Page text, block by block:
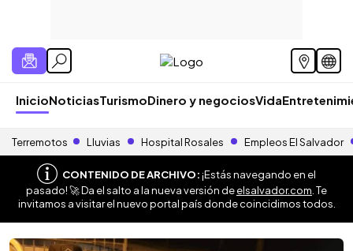
InicioNoticiasTurismoDinero y negociosVida
Terremotos Lluvias Hospital Rosales Empleos El Salvador
CONTENIDO DE ARCHIVO:¡Estás navegando en el
pasado! 🚀 Da el salto a la nueva versión deelsalvador.com . Te
invitamos a visitar el nuevo portal país donde coincidimos todos.